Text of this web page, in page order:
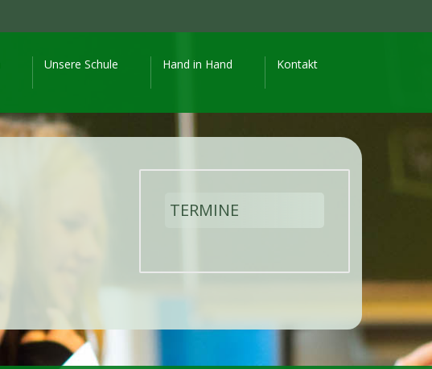
Unsere Schule Hand in Hand Kontakt
TERMINE